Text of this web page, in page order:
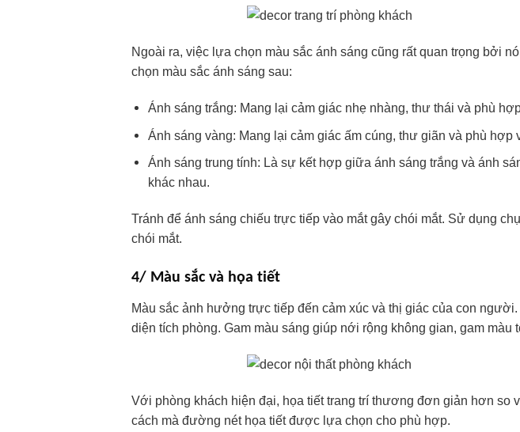
Ngoài ra, việc lựa chọn màu sắc ánh sáng cũng rất quan trọng bởi
chọn màu sắc ánh sáng sau:
Ánh sáng trắng: Mang lại cảm giác nhẹ nhàng, thư thái và phù
Ánh sáng vàng: Mang lại cảm giác ấm cúng, thư giãn và phù hợp
Ánh sáng trung tính: Là sự kết hợp giữa ánh sáng trắng và ánh
khác nhau.
Tránh để ánh sáng chiếu trực tiếp vào mắt gây chói mắt. Sử dụng
chói mắt.
4/ Màu sắc và họa tiết
Màu sắc ảnh hưởng trực tiếp đến cảm xúc và thị giác của con
diện tích phòng. Gam màu sáng giúp nới rộng không gian, gam màu
Với phòng khách hiện đại, họa tiết trang trí thương đơn giản hơn
cách mà đường nét họa tiết được lựa chọn cho phù hợp.